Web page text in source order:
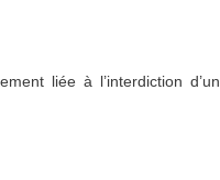
liée à l’interdiction d’un